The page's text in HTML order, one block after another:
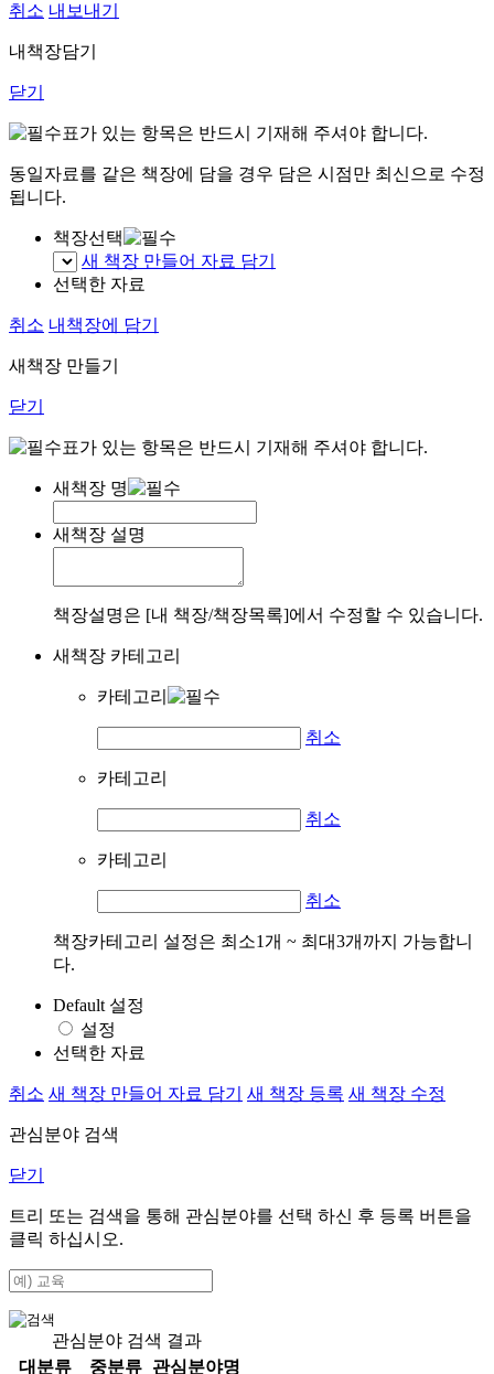
취소 내보내기
내책장담기
닫기
표가 있는 항목은 반드시 기재해 주셔야 합니다.
동일자료를 같은 책장에 담을 경우 담은 시점만 최신으로 수정
됩니다.
책장선택
새 책장 만들어 자료 담기
선택한 자료
취소 내책장에 담기
새책장 만들기
닫기
표가 있는 항목은 반드시 기재해 주셔야 합니다.
새책장 명
새책장 설명
책장설명은 [내 책장/책장목록]에서 수정할 수 있습니다.
새책장 카테고리
카테고리
취소
카테고리
취소
카테고리
취소
책장카테고리 설정은 최소1개 ~ 최대3개까지 가능합니
다.
Default 설정
설정
선택한 자료
취소 새 책장 만들어 자료 담기 새 책장 등록 새 책장 수정
관심분야 검색
닫기
트리 또는 검색을 통해 관심분야를 선택 하신 후 등록 버튼을
클릭 하십시오.
관심분야 검색 결과
대분류
중분류 관심분야명